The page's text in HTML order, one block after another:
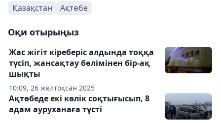
Қазақстан Ақтөбе
Оқи отырыңыз
10:09, 26 желтоқсан 2025
Жас жігіт кіреберіс алдында тоққа
түсіп, жансақтау бөлімінен бір-ақ
шықты
Ақтөбеде екі көлік соқтығысып, 8
адам ауруханаға түсті